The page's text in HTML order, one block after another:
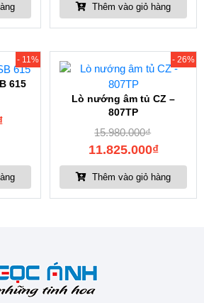
Thêm vào giỏ hàng
- 11%
615
- 26%
Lò nướng âm tủ CZ –
807TP
15.980.000₫
11.825.000₫
Thêm vào giỏ hàng